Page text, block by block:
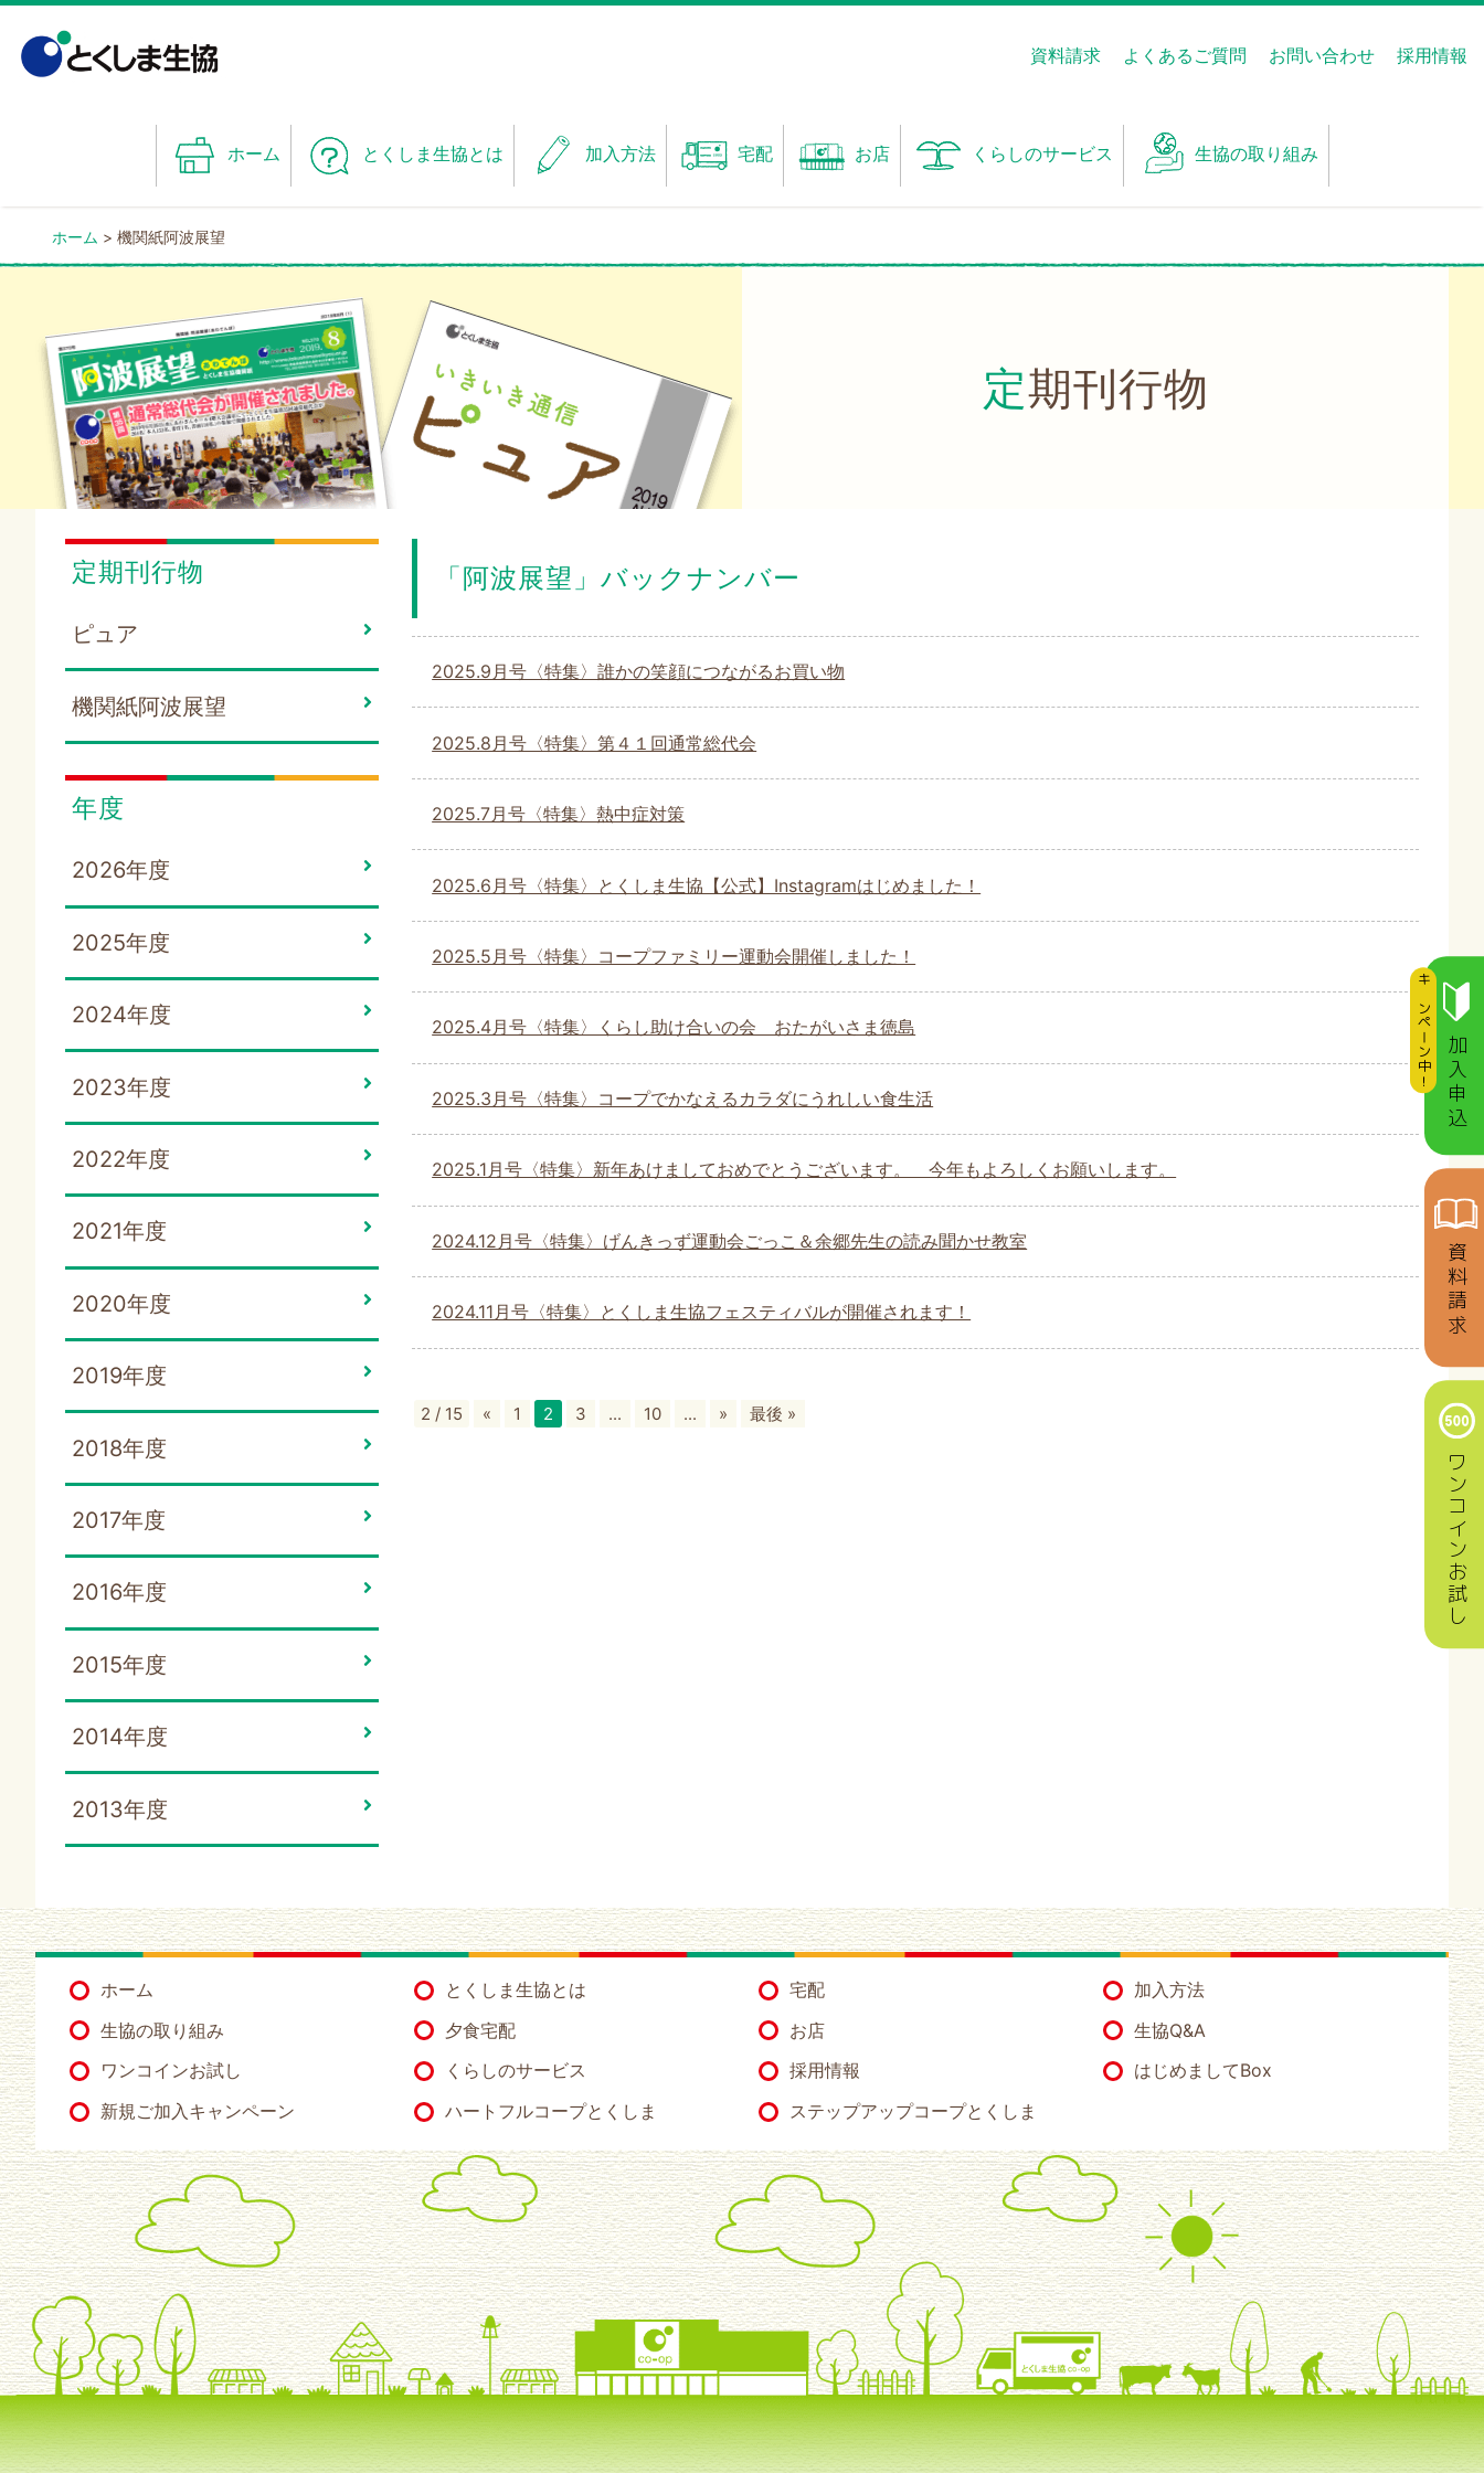
content
資料請求 よくあるご質問 お問い合わせ 採用情報
ホーム とくしま生協とは 加入方法 宅配 お店 くらしのサービス 生協の取り組み
加入申込
キャンペーン中！
資料請求
ワンコインお試し
ホーム > 機関紙阿波展望
定期刊行物
「阿波展望」バックナンバー
2025.9月号〈特集〉誰かの笑顔につながるお買い物
2025.8月号〈特集〉第４１回通常総代会
2025.7月号〈特集〉熱中症対策
2025.6月号〈特集〉とくしま生協【公式】Instagramはじめました！
2025.5月号〈特集〉コープファミリー運動会開催しました！
2025.4月号〈特集〉くらし助け合いの会 おたがいさま徳島
2025.3月号〈特集〉コープでかなえるカラダにうれしい食生活
2025.1月号〈特集〉新年あけましておめでとうございます。 今年もよろしくお願いします。
2024.12月号〈特集〉げんきっず運動会ごっこ＆余郷先生の読み聞かせ教室
2024.11月号〈特集〉とくしま生協フェスティバルが開催されます！
2 / 15 « 1 2 3 ... 10 ... » 最後 »
定期刊行物
ピュア
機関紙阿波展望
年度
2026年度
2025年度
2024年度
2023年度
2022年度
2021年度
2020年度
2019年度
2018年度
2017年度
2016年度
2015年度
2014年度
2013年度
ホーム とくしま生協とは 宅配
加入方法
生協の取り組み
夕食宅配 お店
生協Q&A
ワンコインお試し
くらしのサービス 採用情報
はじめましてBox
新規ご加入キャンペーン
ハートフルコープとくしま ステップアップコープとくしま